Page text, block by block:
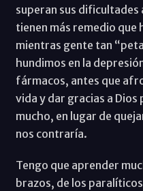
superan sus dificultades
tienen más remedio
mientras gente tan
hundimos en la
fármacos, antes que
vida y dar gracias a Dios
mucho, en lugar de
nos contraría.
Tengo que aprender
brazos, de los